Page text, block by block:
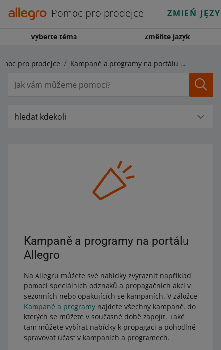
Pomoc pro prodejce ZMIEŃ
Vyberte téma Změňte jazyk
pro prodejce Kampaně a programy na portálu Allegro
hledat kdekoli
Kampaně a programy na portálu
Allegro
Na Allegru můžete své nabídky zvýraznit například
pomocí speciálních odznaků a propagačních akcí v
sezónních nebo opakujících se kampaních. V záložce
Kampaně a programy najdete všechny kampaně, do
kterých se můžete v současné době zapojit. Také
tam můžete vybírat nabídky k propagaci a pohodlně
spravovat účast v kampaních a programech.